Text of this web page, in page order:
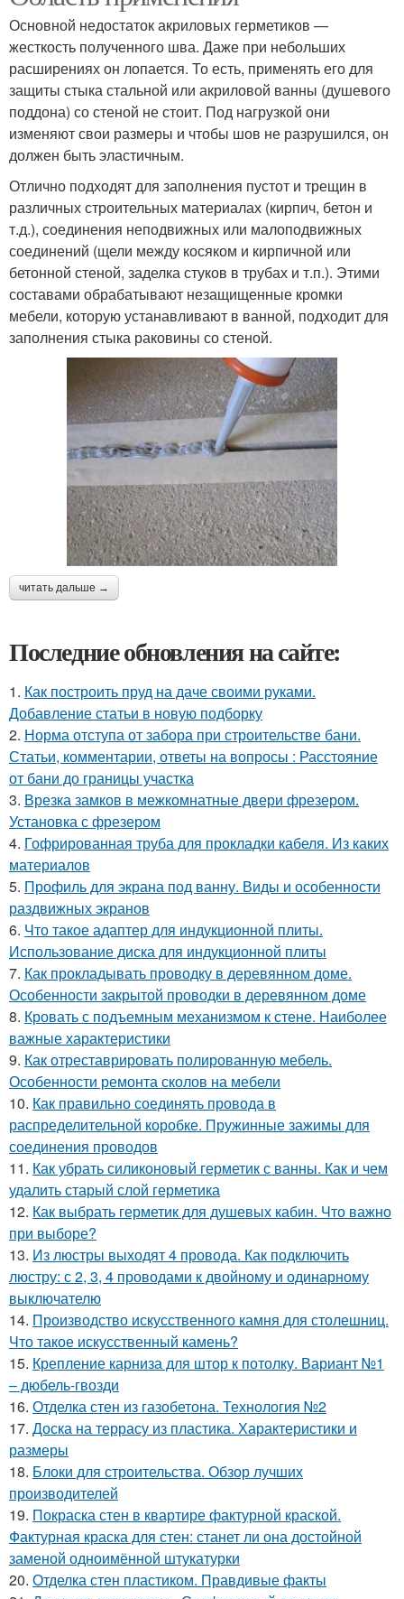
Основной недостаток акриловых герметиков —
жесткость полученного шва. Даже при небольших
расширениях он лопается. То есть, применять его для
защиты стыка стальной или акриловой ванны (душевого
поддона) со стеной не стоит. Под нагрузкой они
изменяют свои размеры и чтобы шов не разрушился, он
должен быть эластичным.
Отлично подходят для заполнения пустот и трещин в
различных строительных материалах (кирпич, бетон и
т.д.), соединения неподвижных или малоподвижных
соединений (щели между косяком и кирпичной или
бетонной стеной, заделка стуков в трубах и т.п.). Этими
составами обрабатывают незащищенные кромки
мебели, которую устанавливают в ванной, подходит для
заполнения стыка раковины со стеной.
читать дальше →
Последние обновления на сайте:
1. Как построить пруд на даче своими руками.
Добавление статьи в новую подборку
2. Норма отступа от забора при строительстве бани.
Статьи, комментарии, ответы на вопросы : Расстояние
от бани до границы участка
3. Врезка замков в межкомнатные двери фрезером.
Установка с фрезером
4. Гофрированная труба для прокладки кабеля. Из каких
материалов
5. Профиль для экрана под ванну. Виды и особенности
раздвижных экранов
6. Что такое адаптер для индукционной плиты.
Использование диска для индукционной плиты
7. Как прокладывать проводку в деревянном доме.
Особенности закрытой проводки в деревянном доме
8. Кровать с подъемным механизмом к стене. Наиболее
важные характеристики
9. Как отреставрировать полированную мебель.
Особенности ремонта сколов на мебели
10. Как правильно соединять провода в
распределительной коробке. Пружинные зажимы для
соединения проводов
11. Как убрать силиконовый герметик с ванны. Как и чем
удалить старый слой герметика
12. Как выбрать герметик для душевых кабин. Что важно
при выборе?
13. Из люстры выходят 4 провода. Как подключить
люстру: с 2, 3, 4 проводами к двойному и одинарному
выключателю
14. Производство искусственного камня для столешниц.
Что такое искусственный камень?
15. Крепление карниза для штор к потолку. Вариант №1
– дюбель-гвозди
16. Отделка стен из газобетона. Технология №2
17. Доска на террасу из пластика. Характеристики и
размеры
18. Блоки для строительства. Обзор лучших
производителей
19. Покраска стен в квартире фактурной краской.
Фактурная краска для стен: станет ли она достойной
заменой одноимённой штукатурки
20. Отделка стен пластиком. Правдивые факты